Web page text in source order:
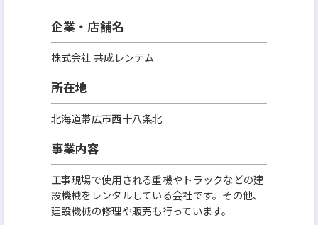
企業・店舗名
株式会社 共成レンテム
所在地
北海道帯広市西十八条北
事業内容
工事現場で使用される重機やトラックなどの建
設機械をレンタルしている会社です。その他、
建設機械の修理や販売も行っています。